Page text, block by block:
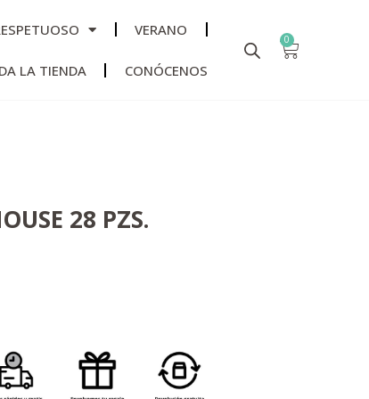
VERANO
LA TIENDA CONÓCENOS
0
28 PZS.